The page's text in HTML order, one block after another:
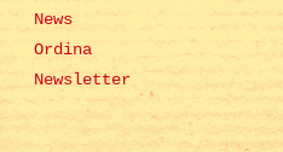
News
Ordina
Newsletter